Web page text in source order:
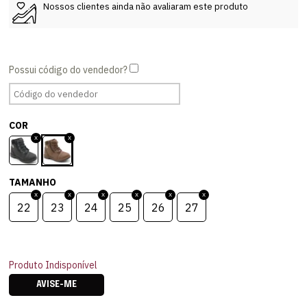
Nossos clientes ainda não avaliaram este produto
COR
TAMANHO
22 23 24 25 26 27
Produto Indisponível
AVISE-ME